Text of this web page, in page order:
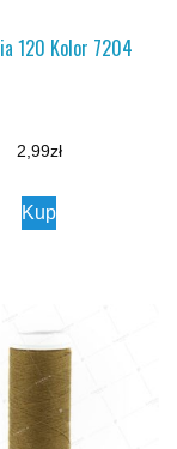
120 Kolor 7204
2,99zł
Kup